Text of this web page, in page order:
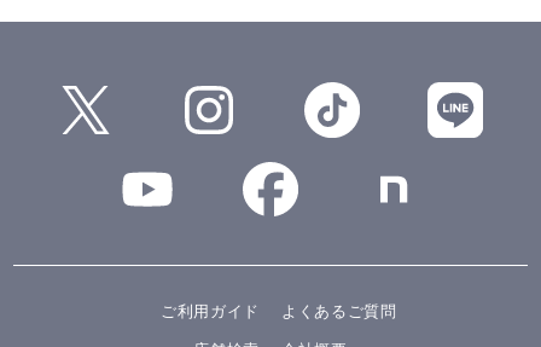
ご利用ガイド
よくあるご質問